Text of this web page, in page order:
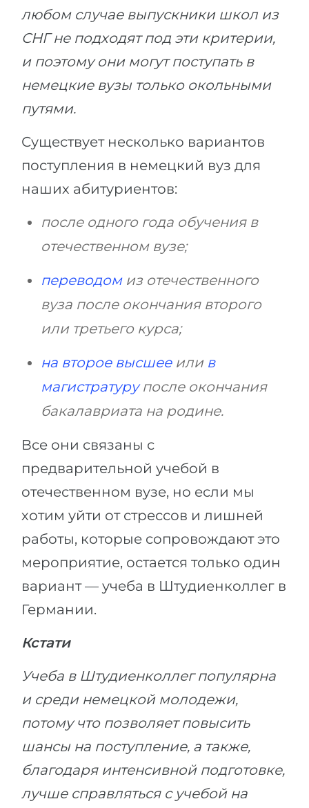
любом случае выпускники школ из
СНГ не подходят под эти критерии,
и поэтому они могут поступать в
немецкие вузы только окольными
путями.
Существует несколько вариантов
поступления в немецкий вуз для
наших абитуриентов:
после одного года обучения в
отечественном вузе;
переводомиз отечественного
вуза после окончания второго
или третьего курса;
на второе высшееили в
магистратурупосле окончания
бакалавриата на родине.
Все они связаны с
предварительной учебой в
отечественном вузе, но если мы
хотим уйти от стрессов и лишней
работы, которые сопровождают это
мероприятие, остается только один
вариант — учеба в Штудиенколлег в
Германии.
Кстати
Учеба в Штудиенколлег популярна
и среди немецкой молодежи,
потому что позволяет повысить
шансы на поступление, а также,
благодаря интенсивной подготовке,
лучше справляться с учебой на